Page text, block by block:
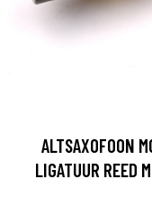
ALTSAXOFOON
LIGATUUR REED